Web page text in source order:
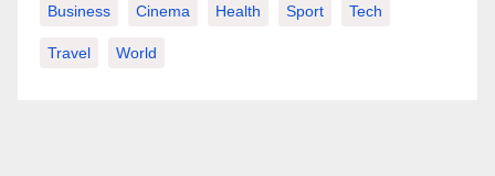
Business Cinema Health Sport Tech
Travel World